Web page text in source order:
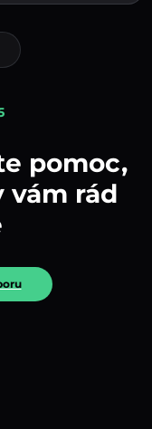
pomoc,
vám rád